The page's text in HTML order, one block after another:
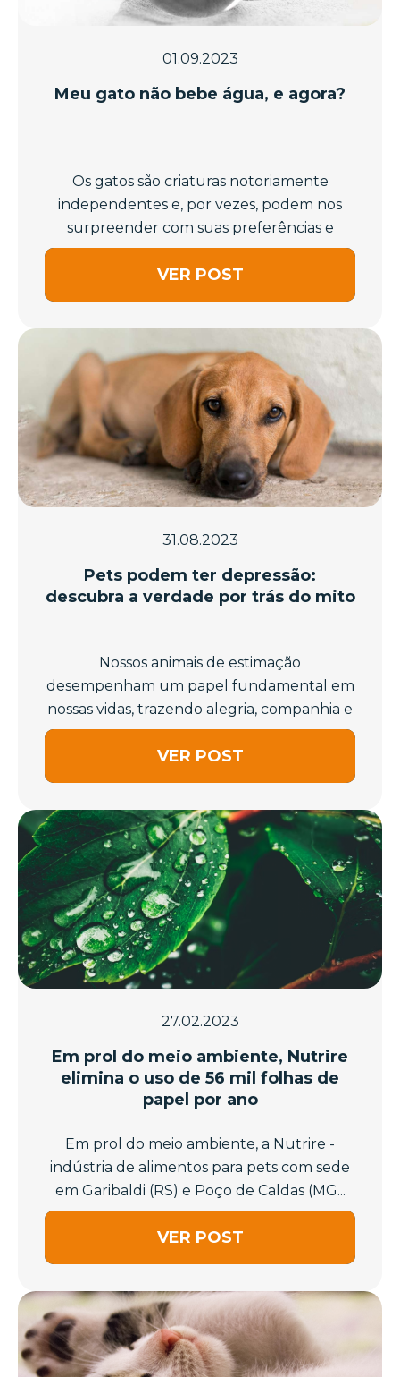
01.09.2023
Meu gato não bebe água, e agora?
Os gatos são criaturas notoriamente
independentes e, por vezes, podem nos
surpreender com suas preferências e
comporta...
VER POST
31.08.2023
Pets podem ter depressão:
descubra a verdade por trás do mito
Nossos animais de estimação
desempenham um papel fundamental em
nossas vidas, trazendo alegria, companhia e
amor incon...
VER POST
27.02.2023
Em prol do meio ambiente, Nutrire
elimina o uso de 56 mil folhas de
papel por ano
Em prol do meio ambiente, a Nutrire -
indústria de alimentos para pets com sede
em Garibaldi (RS) e Poço de Caldas (MG...
VER POST